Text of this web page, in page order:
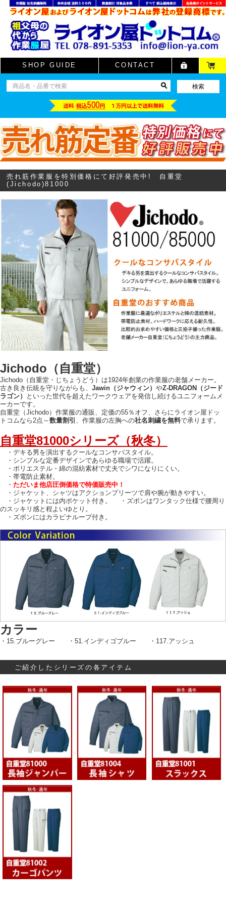
SHOP GUIDE CONTACT
売れ筋作業服を特別価格にて好評発売中! 自重堂
(Jichodo)81000
Jichodo（自重堂）
Jichodo（自重堂・じちょうどう）は1924年創業の作業服の老舗メーカー。
古き良き伝統を守りながらも、 Jawin（ジャウィン） やZ-DRAGON（ジード
ラゴン）
といった世代を超えたワークウェアを発信し続けるユニフォームメ
ーカーです。
自重堂（Jichodo）作業服の通販、定価の55％オフ、さらにライオン屋ドッ
トコムなら2点～ 数量割引 、作業服の左胸への社名刺繍を無料で承ります。
自重堂81000シリーズ（秋冬）
・デキる男を演出するクールなコンサバスタイル。
・シンプルな定番デザインであらゆる職場で活躍。
・ポリエステル・綿の混紡素材で丈夫でシワになりにくい。
・帯電防止素材。
・ ただいま他店圧倒価格で特価販売中！
・ジャケット、シャツはアクションプリーツで肩や腕が動きやすい。
・ジャケットには内ポケット付き。 ・ズボンはワンタック仕様で腰周り
のスッキリ感と程よいゆとり。
・ズボンにはカラビナループ付き。
カラー
・15.ブルーグレー ・51.インディゴブルー ・117.アッシュ
ご紹介したシリーズの各アイテム